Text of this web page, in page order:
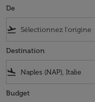
De
flight_takeoff
Destination
flight_land
Budget